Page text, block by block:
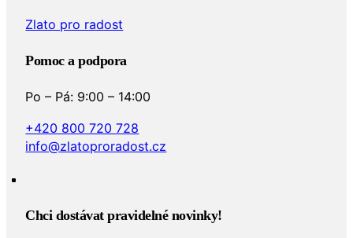
Zlato pro radost
Pomoc a podpora
Po – Pá: 9:00 – 14:00
+420 800 720 728
info@zlatoproradost.cz
Chci dostávat pravidelné novinky!​